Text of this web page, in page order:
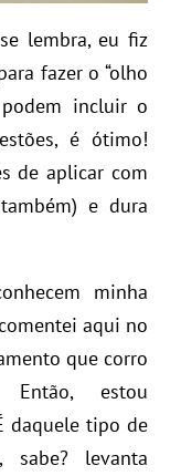
lembra, eu fiz
fazer o “olho
incluir o
é ótimo!
de aplicar com
e dura
minha
aqui no
que corro
Então, estou
daquele tipo de
levanta